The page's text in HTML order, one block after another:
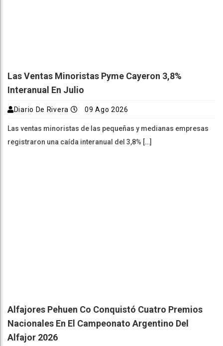
Las Ventas Minoristas Pyme Cayeron 3,8%
Interanual En Julio
Diario De Rivera 09 Ago 2026
Las ventas minoristas de las pequeñas y medianas empresas
registraron una caída interanual del 3,8% […]
Alfajores Pehuen Co Conquistó Cuatro Premios
Nacionales En El Campeonato Argentino Del
Alfajor 2026